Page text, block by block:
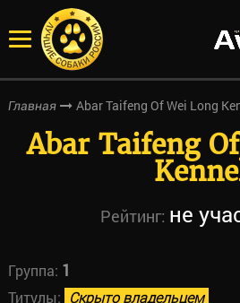
Главная Abar Taifeng Of Wei Long
Abar Taifeng
Рейтинг: не
Группа: 1
Титулы: Скрыто владельцем